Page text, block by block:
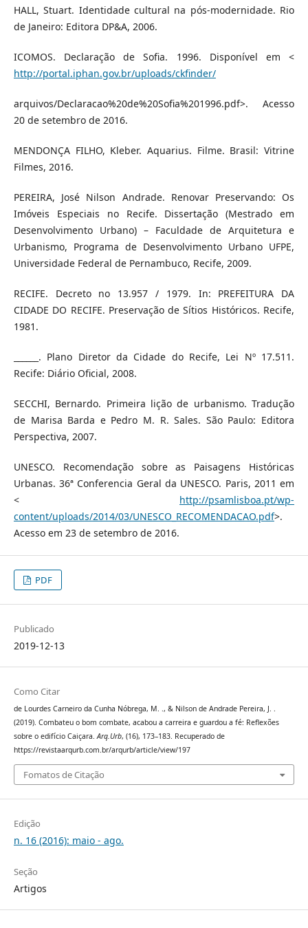
HALL, Stuart. Identidade cultural na pós-modernidade. Rio
de Janeiro: Editora DP&A, 2006.
ICOMOS. Declaração de Sofia. 1996. Disponível em <
http://portal.iphan.gov.br/uploads/ckfinder/
arquivos/Declaracao%20de%20Sofia%201996.pdf>. Acesso
20 de setembro de 2016.
MENDONÇA FILHO, Kleber. Aquarius. Filme. Brasil: Vitrine
Filmes, 2016.
PEREIRA, José Nilson Andrade. Renovar Preservando: Os
Imóveis Especiais no Recife. Dissertação (Mestrado em
Desenvolvimento Urbano) – Faculdade de Arquitetura e
Urbanismo, Programa de Desenvolvimento Urbano UFPE,
Universidade Federal de Pernambuco, Recife, 2009.
RECIFE. Decreto no 13.957 / 1979. In: PREFEITURA DA
CIDADE DO RECIFE. Preservação de Sítios Históricos. Recife,
1981.
______. Plano Diretor da Cidade do Recife, Lei Nº 17.511.
Recife: Diário Oficial, 2008.
SECCHI, Bernardo. Primeira lição de urbanismo. Tradução
de Marisa Barda e Pedro M. R. Sales. São Paulo: Editora
Perspectiva, 2007.
UNESCO. Recomendação sobre as Paisagens Históricas
Urbanas. 36ª Conferencia Geral da UNESCO. Paris, 2011 em
< http://psamlisboa.pt/wp-
content/uploads/2014/03/UNESCO_RECOMENDACAO.pdf>.
Acesso em 23 de setembro de 2016.
PDF
Publicado
2019-12-13
Como Citar
de Lourdes Carneiro da Cunha Nóbrega, M. ., & Nilson de Andrade Pereira, J. .
(2019). Combateu o bom combate, acabou a carreira e guardou a fé: Reflexões
sobre o edifício Caiçara.Arq.Urb, (16), 173–183. Recuperado de
https://revistaarqurb.com.br/arqurb/article/view/197
Fomatos de Citação
Edição
n. 16 (2016): maio - ago.
Seção
Artigos